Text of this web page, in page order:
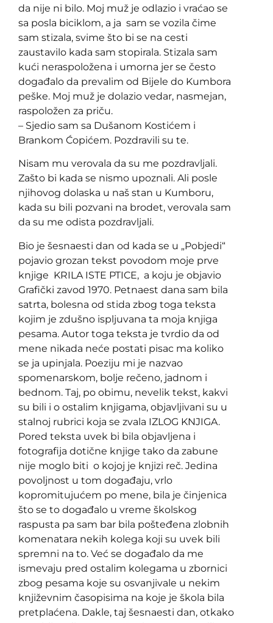
da nije ni bilo. Moj muž je odlazio i vraćao se
sa posla biciklom, a ja sam se vozila čime
sam stizala, svime što bi se na cesti
zaustavilo kada sam stopirala. Stizala sam
kući neraspoložena i umorna jer se često
događalo da prevalim od Bijele do Kumbora
peške. Moj muž je dolazio vedar, nasmejan,
raspoložen za priču.
– Sjedio sam sa Dušanom Kostićem i
Brankom Ćopićem. Pozdravili su te.
Nisam mu verovala da su me pozdravljali.
Zašto bi kada se nismo upoznali. Ali posle
njihovog dolaska u naš stan u Kumboru,
kada su bili pozvani na brodet, verovala sam
da su me odista pozdravljali.
Bio je šesnaesti dan od kada se u „Pobjedi“
pojavio grozan tekst povodom moje prve
knjige KRILA ISTE PTICE, a koju je objavio
Grafički zavod 1970. Petnaest dana sam bila
satrta, bolesna od stida zbog toga teksta
kojim je zdušno ispljuvana ta moja knjiga
pesama. Autor toga teksta je tvrdio da od
mene nikada neće postati pisac ma koliko
se ja upinjala. Poeziju mi je nazvao
spomenarskom, bolje rečeno, jadnom i
bednom. Taj, po obimu, nevelik tekst, kakvi
su bili i o ostalim knjigama, objavljivani su u
stalnoj rubrici koja se zvala IZLOG KNJIGA.
Pored teksta uvek bi bila objavljena i
fotografija dotične knjige tako da zabune
nije moglo biti o kojoj je knjizi reč. Jedina
povoljnost u tom događaju, vrlo
kopromitujućem po mene, bila je činjenica
što se to događalo u vreme školskog
raspusta pa sam bar bila pošteđena zlobnih
komenatara nekih kolega koji su uvek bili
spremni na to. Već se događalo da me
ismevaju pred ostalim kolegama u zbornici
zbog pesama koje su osvanjivale u nekim
književnim časopisima na koje je škola bila
pretplaćena. Dakle, taj šesnaesti dan, otkako